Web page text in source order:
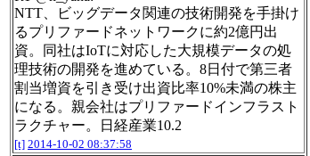
NTT、ビッグデータ関連の技術開発を手掛け
るプリファードネットワークに約2億円出
資。同社はIoTに対応した大規模データの処
理技術の開発を進めている。8日付で第三者
割当増資を引き受け出資比率10%未満の株主
になる。親会社はプリファードインフラスト
ラクチャー。日経産業10.2
[t] 2014-10-02 08:37:58